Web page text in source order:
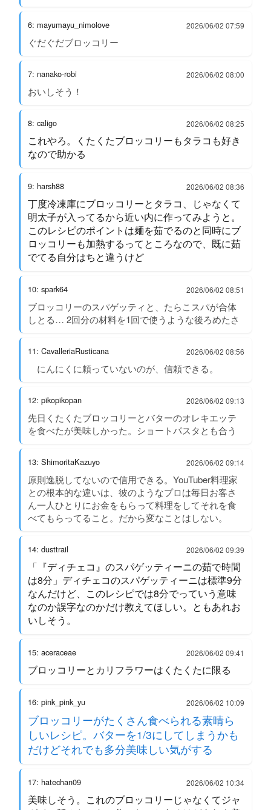
6: mayumayu_nimolove 2026/06/02 07:59
ぐだぐだブロッコリー
7: nanako-robi 2026/06/02 08:00
おいしそう！
8: caligo 2026/06/02 08:25
これやろ。くたくたブロッコリーもタラコも好き
なので助かる
9: harsh88 2026/06/02 08:36
丁度冷凍庫にブロッコリーとタラコ、じゃなくて
明太子が入ってるから近い内に作ってみようと。
このレシピのポイントは麺を茹でるのと同時にブ
ロッコリーも加熱するってところなので、既に茹
でてる自分はちと違うけど
10: spark64 2026/06/02 08:51
ブロッコリーのスパゲッティと、たらこスパが合体
しとる… 2回分の材料を1回で使うような後ろめたさ
11: CavalleriaRusticana 2026/06/02 08:56
にんにくに頼っていないのが、信頼できる。
12: pikopikopan 2026/06/02 09:13
先日くたくたブロッコリーとバターのオレキエッテ
を食べたが美味しかった。ショートパスタとも合う
13: ShimoritaKazuyo 2026/06/02 09:14
原則逸脱してないので信用できる。YouTuber料理家
との根本的な違いは、彼のようなプロは毎日お客さ
ん一人ひとりにお金をもらって料理をしてそれを食
べてもらってること。だから変なことはしない。
14: dusttrail 2026/06/02 09:39
「『ディチェコ』のスパゲッティーニの茹で時間
は8分」ディチェコのスパゲッティーニは標準9分
なんだけど、このレシピでは8分でっていう意味
なのか誤字なのかだけ教えてほしい。ともあれお
いしそう。
15: aceraceae 2026/06/02 09:41
ブロッコリーとカリフラワーはくたくたに限る
16: pink_pink_yu 2026/06/02 10:09
ブロッコリーがたくさん食べられる素晴ら
しいレシピ。バターを1/3にしてしまうかも
だけどそれでも多分美味しい気がする
17: hatechan09 2026/06/02 10:34
美味しそう。これのブロッコリーじゃなくてジャ